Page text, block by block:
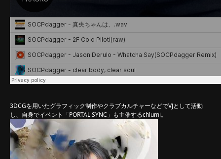
3DCGを用いたグラフィック制作やクラブカルチャーなどでVJとして活動
し、自身でイベント「PORTAL SYNC」も主催するchlumi。